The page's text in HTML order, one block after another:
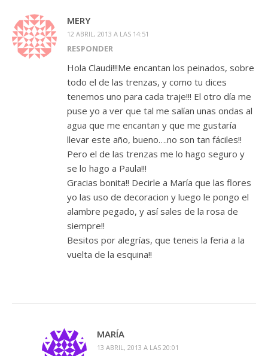
MERY
12 ABRIL, 2013 A LAS 14:51
RESPONDER
Hola Claudi!!!Me encantan los peinados, sobre
todo el de las trenzas, y como tu dices
tenemos uno para cada traje!!! El otro día me
puse yo a ver que tal me salían unas ondas al
agua que me encantan y que me gustaría
llevar este año, bueno….no son tan fáciles!!
Pero el de las trenzas me lo hago seguro y
se lo hago a Paula!!!
Gracias bonita!! Decirle a María que las flores
yo las uso de decoracion y luego le pongo el
alambre pegado, y así sales de la rosa de
siempre!!
Besitos por alegrías, que teneis la feria a la
vuelta de la esquina!!
MARÍA
13 ABRIL, 2013 A LAS 20:01